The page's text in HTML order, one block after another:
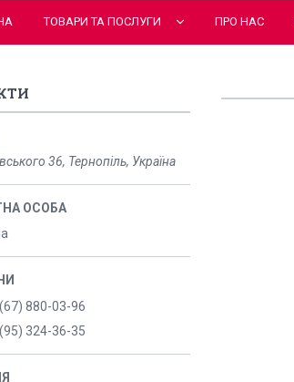
ТОВАРИ ТА ПОСЛУГИ ПРО НАС
36, Тернопіль, Україна
880-03-96
324-36-35